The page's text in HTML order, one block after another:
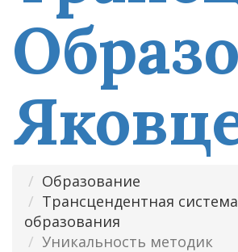
Образование
Трансцендентная система
образования
Уникальность методик